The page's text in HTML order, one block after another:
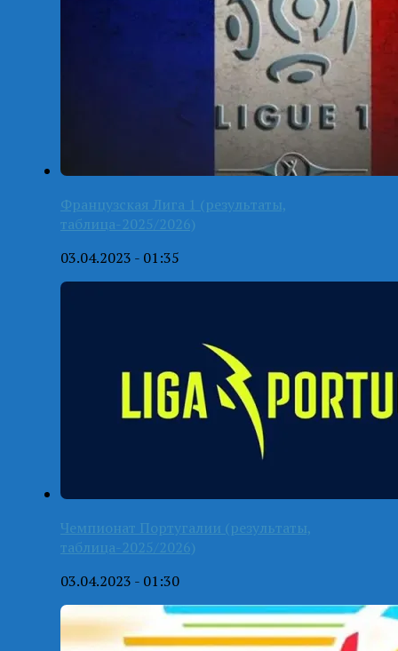
Французская Лига 1 (результаты,
таблица-2025/2026)
03.04.2023 - 01:35
Чемпионат Португалии (результаты,
таблица-2025/2026)
03.04.2023 - 01:30